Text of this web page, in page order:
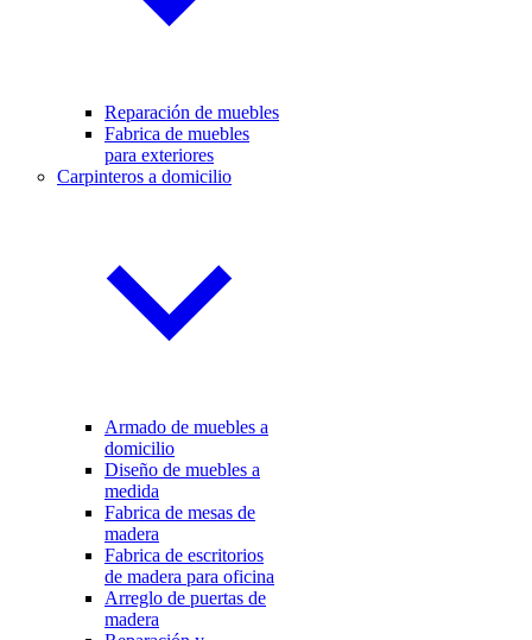
Reparación de muebles
Fabrica de muebles
para exteriores
Carpinteros a domicilio
Armado de muebles a
domicilio
Diseño de muebles a
medida
Fabrica de mesas de
madera
Fabrica de escritorios
de madera para oficina
Arreglo de puertas de
madera